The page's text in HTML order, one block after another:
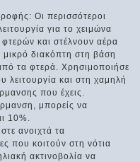
Οι περισσότεροι
για το χειμώνα
και στέλνουν αέρα
μικρό διακόπτη στη βάση
τα φτερά. Χρησιμοποιήσε
λειτουργία και στη χαμηλή
που έχεις.
μπορείς να
10%.
ανοιχτά τα
που κοιτούν στη νότια
ακτινοβολία να